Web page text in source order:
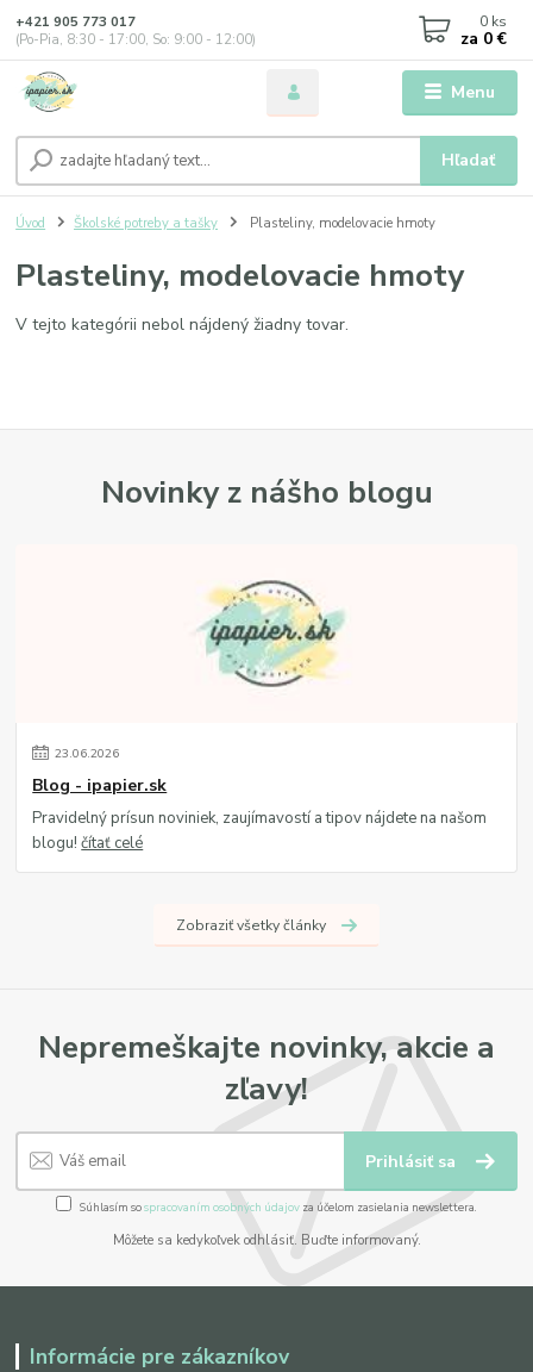
Menu
Hľadať
+421 905 773 017
(Po-Pia, 8:30 - 17:00, So: 9:00 - 12:00)
0 ks
za 0 €
Úvod Školské potreby a tašky Plasteliny, modelovacie hmoty
Plasteliny, modelovacie hmoty
V tejto kategórii nebol nájdený žiadny tovar.
Novinky z nášho blogu
23.06.2026
Blog - ipapier.sk
Pravidelný prísun noviniek, zaujímavostí a tipov nájdete na našom
blogu!čítať celé
Zobraziť všetky články
Nepremeškajte novinky, akcie a
zľavy!
Prihlásiť sa
Súhlasím sospracovaním osobných údajov za účelom zasielania newslettera.
Môžete sa kedykoľvek odhlásiť. Buďte informovaný.
Informácie pre zákazníkov